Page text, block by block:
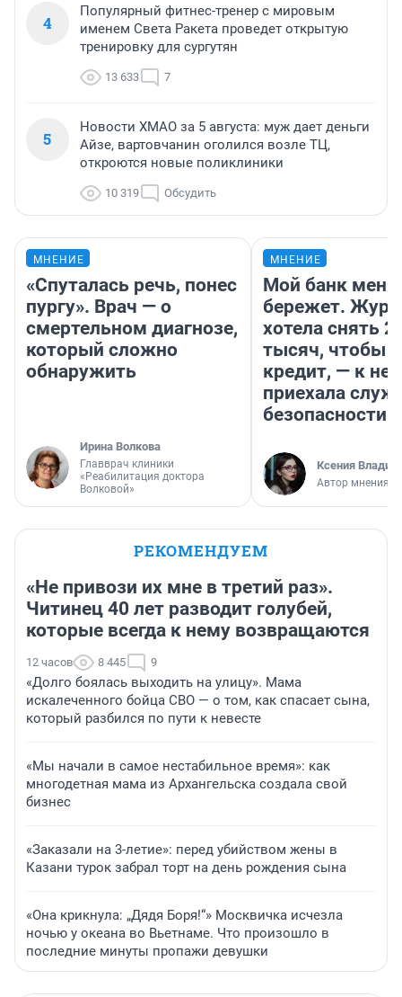
4
Популярный фитнес-тренер с мировым
именем Света Ракета проведет открытую
тренировку для сургутян
13 633 7
5
Новости ХМАО за 5 августа: муж дает деньги
Айзе, вартовчанин оголился возле ТЦ,
откроются новые поликлиники
10 319 Обсудить
МНЕНИЕ
«Спуталась речь, понес
пургу». Врач — о
смертельном диагнозе,
который сложно
обнаружить
Ирина Волкова
Главврач клиники
«Реабилитация доктора
Волковой»
МНЕНИЕ
Мой банк меня
бережет.
хотела снять
тысяч, чтобы
кредит, — к
приехала
безопасности
Ксения
Автор мнения
РЕКОМЕНДУЕМ
«Не привози их мне в третий раз».
Читинец 40 лет разводит голубей,
которые всегда к нему возвращаются
12 часов 8 445 9
«Долго боялась выходить на улицу». Мама
искалеченного бойца СВО — о том, как спасает сына,
который разбился по пути к невесте
«Мы начали в самое нестабильное время»: как
многодетная мама из Архангельска создала свой
бизнес
«Заказали на 3-летие»: перед убийством жены в
Казани турок забрал торт на день рождения сына
«Она крикнула: „Дядя Боря!“» Москвичка исчезла
ночью у океана во Вьетнаме. Что произошло в
последние минуты пропажи девушки